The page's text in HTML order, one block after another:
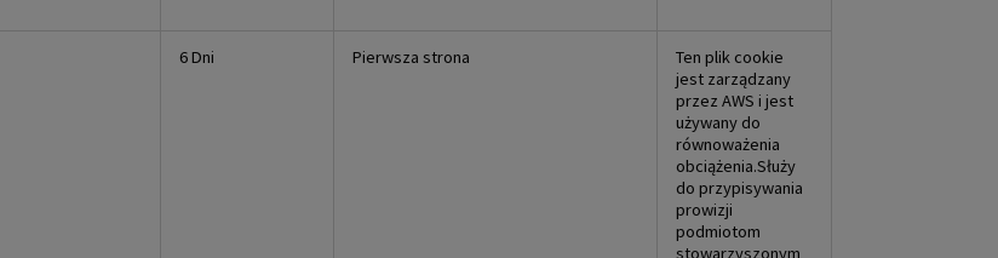
6 Dni Pierwsza strona
Ten plik cookie
jest zarządzany
przez AWS i jest
używany do
równoważenia
obciążenia.Służy
do przypisywania
prowizji
podmiotom
stowarzyszonym